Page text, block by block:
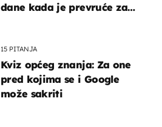
dane kada je prevruće za
15 PITANJA
Kviz općeg znanja: Za one
pred kojima se i Google
može sakriti